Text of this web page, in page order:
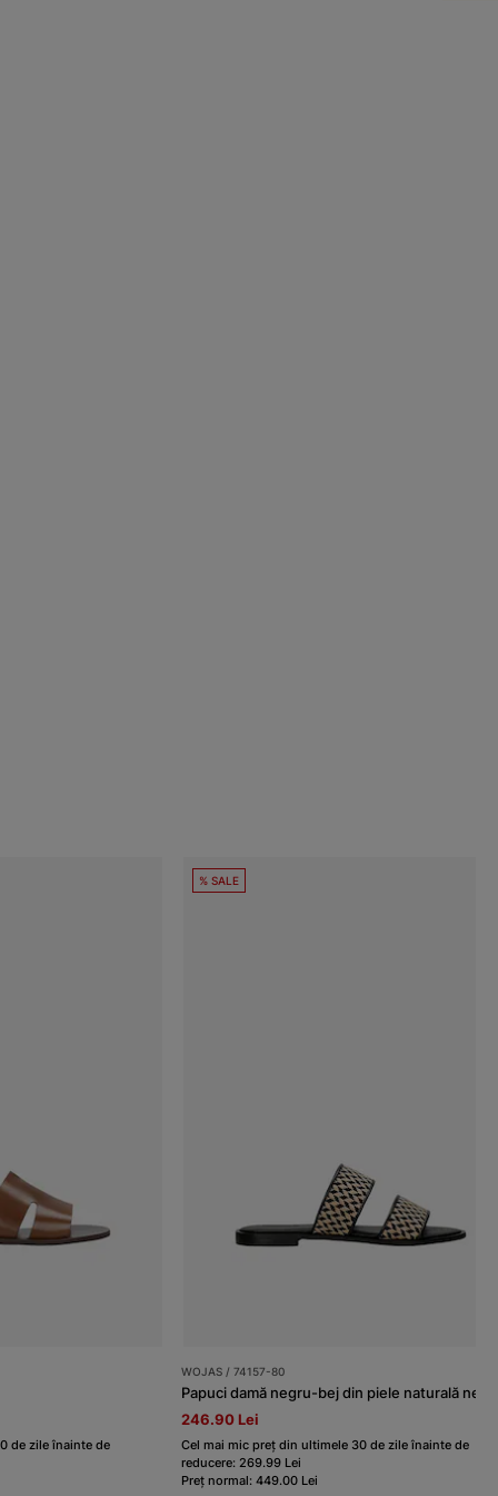
de zile înainte de
% SALE
WOJAS / 74157-80
246.90 Lei
Cel mai mic preț din ultimele 30 de zile înainte de
reducere: 269.99 Lei
Preț normal: 449.00 Lei